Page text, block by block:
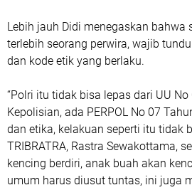
Lebih jauh Didi menegaskan bahwa
terlebih seorang perwira, wajib
dan kode etik yang berlaku.
“Polri itu tidak bisa lepas dari UU
Kepolisian, ada PERPOL No 07
dan etika, kelakuan seperti itu tidak
TRIBRATRA, Rastra Sewakottama,
kencing berdiri, anak buah akan
umum harus diusut tuntas, ini juga